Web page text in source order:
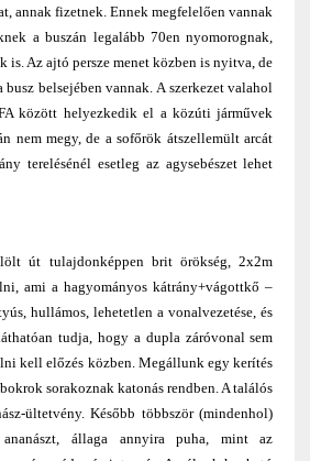
annak fizetnek. Ennek megfelelően vannak
a buszán legalább 70en nyomorognak,
is. Az ajtó persze menet közben is nyitva, de
busz belsejében vannak. A szerkezet valahol
között helyezkedik el a közúti járművek
nem megy, de a sofőrök átszellemült arcát
terelésénél esetleg az agysebészet lehet
út tulajdonképpen brit örökség, 2x2m
ami a hagyományos kátrány+vágottkő –
hullámos, lehetetlen a vonalvezetése, és
tudja, hogy a dupla záróvonal sem
kell előzés közben. Megállunk egy kerítés
sorakoznak katonás rendben. A találós
ültetvény. Később többször (mindenhol)
állaga annyira puha, mint az